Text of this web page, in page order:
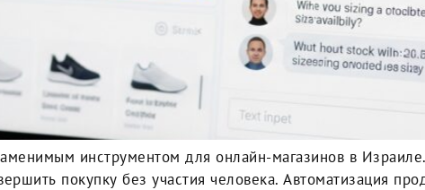
инструментом для онлайн-магазинов в
покупку без участия человека. Автоматизация